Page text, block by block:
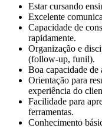
Estar cursando
Excelente
Capacidade de
rapidamente.
Organização e
(follow-up, funil).
Boa capacidade de
Orientação para
experiência do
Facilidade para
ferramentas.
Conhecimento